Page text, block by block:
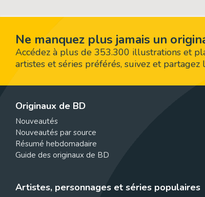
Ne manquez plus jamais un
Accédez à plus de 353.300 illustrations et
artistes et séries préférés, suivez et
Originaux de BD
Nouveautés
Nouveautés par source
Résumé hebdomadaire
Guide des originaux de BD
Artistes, personnages et séries populaires